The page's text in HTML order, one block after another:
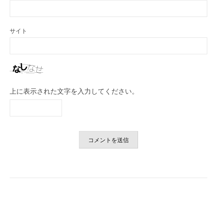
サイト
上に表示された文字を入力してください。